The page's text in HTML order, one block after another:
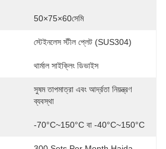
50×75×60সেমি
স্টেইনলেস স্টীল প্লেট (SUS304)
থার্মাল সাইক্লিং ডিভাইস
সুষম তাপমাত্রা এবং আর্দ্রতা নিয়ন্ত্রণ
ব্যবস্থা
-70°C~150°C বা -40°C~150°C